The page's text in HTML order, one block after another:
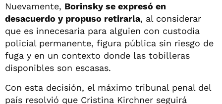
Nuevamente, Borinsky se expresó en
desacuerdo y propuso retirarla, al considerar
que es innecesaria para alguien con custodia
policial permanente, figura pública sin riesgo de
fuga y en un contexto donde las tobilleras
disponibles son escasas.
Con esta decisión, el máximo tribunal penal del
país resolvió que Cristina Kirchner seguirá